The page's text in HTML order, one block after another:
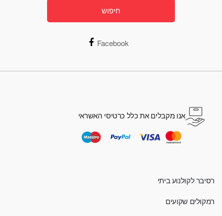
חיפוש
Facebook
אנו מקבלים את כלל כרטיסי האשראי
רסיבר לקולנוע ביתי
רמקולים שקועים